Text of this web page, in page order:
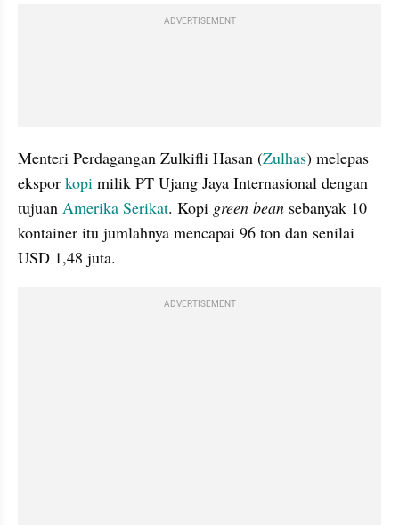
ADVERTISEMENT
Menteri Perdagangan Zulkifli Hasan (Zulhas) melepas
ekspor kopi milik PT Ujang Jaya Internasional dengan
tujuan Amerika Serikat. Kopi green bean sebanyak 10
kontainer itu jumlahnya mencapai 96 ton dan senilai
USD 1,48 juta.
ADVERTISEMENT